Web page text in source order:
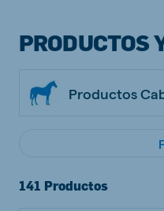
PRODUCTOS
Productos
141 Productos